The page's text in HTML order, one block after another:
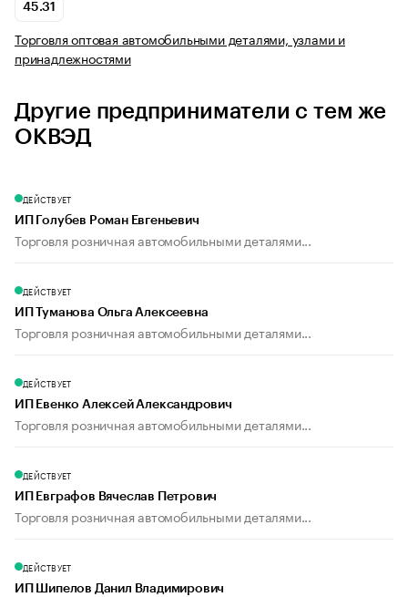
45.31
Торговля оптовая автомобильными деталями, узлами и
принадлежностями
Другие предприниматели с тем же
ОКВЭД
ДЕЙСТВУЕТ
ИП Голубев Роман Евгеньевич
Торговля розничная автомобильными деталями...
ДЕЙСТВУЕТ
ИП Туманова Ольга Алексеевна
Торговля розничная автомобильными деталями...
ДЕЙСТВУЕТ
ИП Евенко Алексей Александрович
Торговля розничная автомобильными деталями...
ДЕЙСТВУЕТ
ИП Евграфов Вячеслав Петрович
Торговля розничная автомобильными деталями...
ДЕЙСТВУЕТ
ИП Шипелов Данил Владимирович